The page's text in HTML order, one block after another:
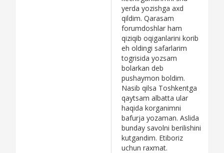
yerda yozishga axd
qildim. Qarasam
forumdoshlar ham
qiziqib oqiganlarini korib
eh oldingi safarlarim
togrisida yozsam
bolarkan deb
pushaymon boldim.
Nasib qilsa Toshkentga
qaytsam albatta ular
haqida korganimni
bafurja yozaman. Aslida
bunday savolni berilishini
kutgandim. Etiboriz
uchun raxmat.